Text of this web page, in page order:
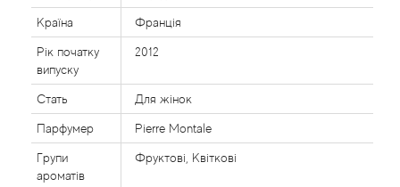
Країна Франція
Рік початку
випуску
2012
Стать Для жінок
Парфумер Pierre Montale
Групи
ароматів
Фруктові, Квіткові
Affinessence
Afnan
Agatha Ruiz de la Prada
Agent Provocateur